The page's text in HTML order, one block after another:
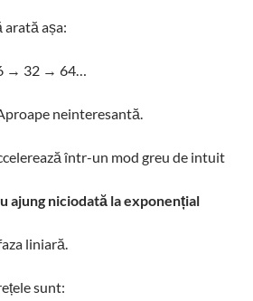
arată așa:
→ 32 → 64…
neinteresantă.
într-un mod greu de intuit
ajung niciodată la exponențial
liniară.
sunt: